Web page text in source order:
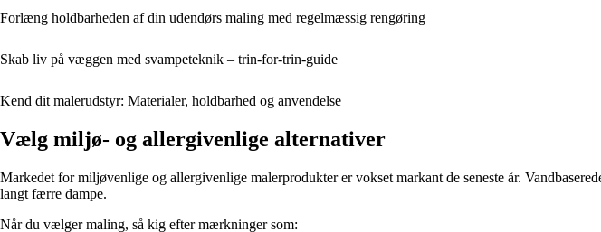
Forlæng holdbarheden af din udendørs maling med regelmæssig rengøring
Skab liv på væggen med svampeteknik – trin-for-trin-guide
Kend dit malerudstyr: Materialer, holdbarhed og anvendelse
Vælg miljø- og allergivenlige alternativer
Markedet for miljøvenlige og allergivenlige malerprodukter er vokset markant de seneste år.
langt færre dampe.
Når du vælger maling, så kig efter mærkninger som: